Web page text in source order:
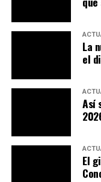
TEMAS RELACIONADOS:
HOY
LANZAMIENTO
REVISTA PUBLIMOTOS
La
el
Así
El